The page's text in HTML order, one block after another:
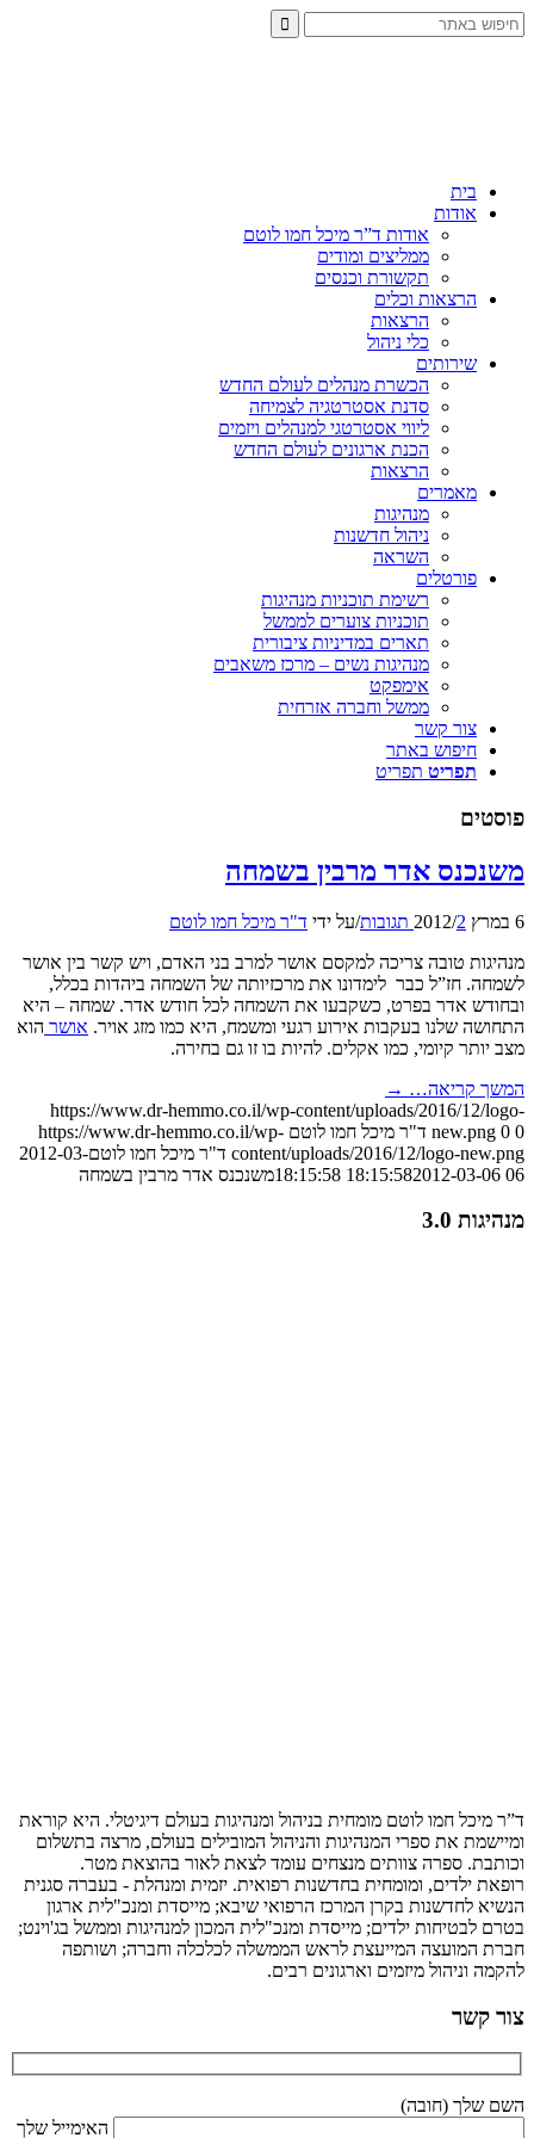
בית
אודות
אודות ד”ר מיכל חמו לוטם
ממליצים ומודים
תקשורת וכנסים
הרצאות וכלים
הרצאות
כלי ניהול
שירותים
הכשרת מנהלים לעולם החדש
סדנת אסטרטגיה לצמיחה
ליווי אסטרטגי למנהלים ויזמים
הכנת ארגונים לעולם החדש
הרצאות
מאמרים
מנהיגות
ניהול חדשנות
השראה
פורטלים
רשימת תוכניות מנהיגות
תוכניות צוערים לממשל
תארים במדיניות ציבורית
מנהיגות נשים – מרכז משאבים
אימפקט
ממשל וחברה אזרחית
צור קשר
חיפוש באתר
תפריט תפריט
פוסטים
משנכנס אדר מרבין בשמחה
6 במרץ 2012 /2 תגובות /על ידי ד"ר מיכל חמו לוטם
מנהיגות טובה צריכה למקסם אושר למרב בני האדם, ויש קשר בין אושר
לשמחה. חז”ל כבר לימדונו את מרכזיותה של השמחה ביהדות בכלל,
ובחודש אדר בפרט, כשקבעו את השמחה לכל חודש אדר. שמחה – היא
התחושה שלנו בעקבות אירוע רגעי ומשמח, היא כמו מזג אויר. אושר הוא
מצב יותר קיומי, כמו אקלים. להיות בו זו גם בחירה.
המשך קריאה… →
https://www.dr-hemmo.co.il/wp-content/uploads/2016/12/logo-
new.png 0 0 ד"ר מיכל חמו לוטם https://www.dr-hemmo.co.il/wp-
content/uploads/2016/12/logo-new.png ד"ר מיכל חמו לוטם2012-03-
06 18:15:58
2012-03-06 18:15:58 משנכנס אדר מרבין בשמחה
מנהיגות 3.0
ד”ר מיכל חמו לוטם מומחית בניהול ומנהיגות בעולם דיגיטלי. היא קוראת
ומיישמת את ספרי המנהיגות והניהול המובילים בעולם, מרצה בתשלום
וכותבת. ספרה צוותים מנצחים עומד לצאת לאור בהוצאת מטר.
רופאת ילדים, ומומחית בחדשנות רפואית. יזמית ומנהלת - בעברה סגנית
הנשיא לחדשנות בקרן המרכז הרפואי שיבא; מייסדת ומנכ"לית ארגון
בטרם לבטיחות ילדים; מייסדת ומנכ"לית המכון למנהיגות וממשל בג'וינט;
חברת המועצה המייעצת לראש הממשלה לכלכלה וחברה; ושותפה
להקמה וניהול מיזמים וארגונים רבים.
צור קשר
השם שלך (חובה)
האימייל שלך